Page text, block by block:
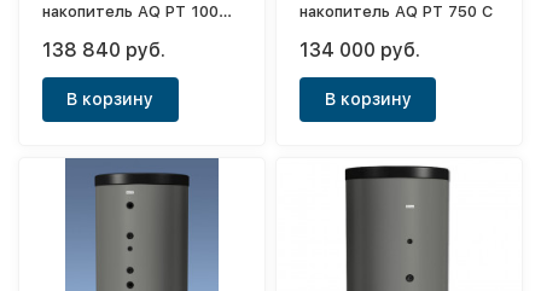
накопитель AQ PT 1000
138 840 руб.
В корзину
накопитель AQ PT 750 C
134 000 руб.
В корзину